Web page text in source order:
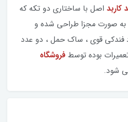
اصل با ساختاری دو تکه که
صورت مجزا طراحی شده و
فندکی قوی ، ساک حمل ، دو عدد
بوده توسط فروشگاه
شود.